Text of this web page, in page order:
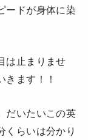
ードが身体に染
は止まりませ
きます！！
だいたいこの英
くらいは分かり